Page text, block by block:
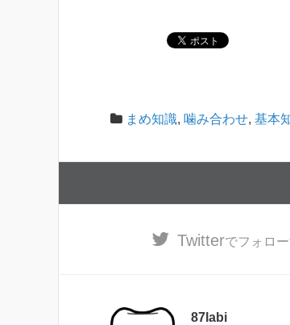
まめ知識, 噛み合わせ, 基本
Twitterでフォロ
87labi